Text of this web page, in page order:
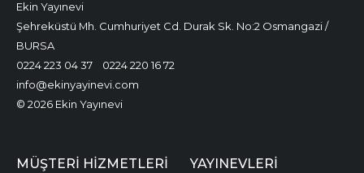
Ekin Yayınevi
Şehreküstü Mh. Cumhuriyet Cd. Durak Sk. No:2 Osmangazi /
BURSA
0224 223 04 37
0224 220 16 72
info@ekinyayinevi.com
© 2026 Ekin Yayınevi
MÜŞTERI HIZMETLERI YAYINEVLERI